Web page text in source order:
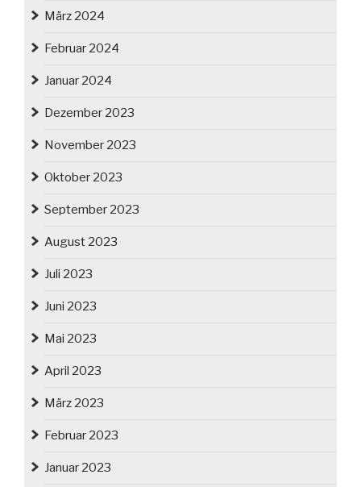
März 2024
Februar 2024
Januar 2024
Dezember 2023
November 2023
Oktober 2023
September 2023
August 2023
Juli 2023
Juni 2023
Mai 2023
April 2023
März 2023
Februar 2023
Januar 2023